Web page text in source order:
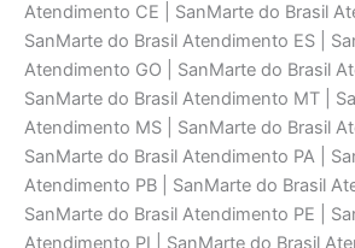
Atendimento CE | SanMarte do Brasil
SanMarte do Brasil Atendimento ES |
Atendimento GO | SanMarte do Brasil
SanMarte do Brasil Atendimento MT |
Atendimento MS | SanMarte do Brasil
SanMarte do Brasil Atendimento PA |
Atendimento PB | SanMarte do Brasil
SanMarte do Brasil Atendimento PE |
Atendimento PI | SanMarte do Brasil